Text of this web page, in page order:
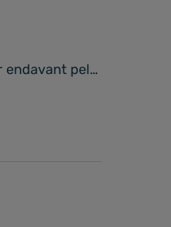
endavant pel…